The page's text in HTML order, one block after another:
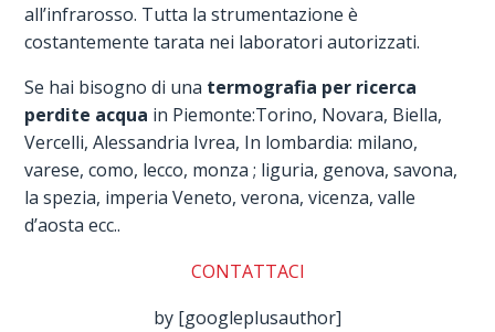
all’infrarosso. Tutta la strumentazione è
costantemente tarata nei laboratori autorizzati.
Se hai bisogno di una termografia per ricerca
perdite acqua in Piemonte:Torino, Novara, Biella,
Vercelli, Alessandria Ivrea, In lombardia: milano,
varese, como, lecco, monza ; liguria, genova, savona,
la spezia, imperia Veneto, verona, vicenza, valle
d’aosta ecc..
CONTATTACI
by [googleplusauthor]